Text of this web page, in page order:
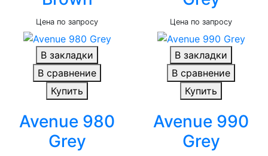
Цена по запросу Цена по запросу
В закладки
В сравнение
Купить
Avenue 980
Grey
В закладки
В сравнение
Купить
Avenue 990
Grey